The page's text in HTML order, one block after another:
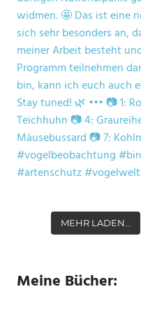
MEHR LADEN…
Meine Bücher: